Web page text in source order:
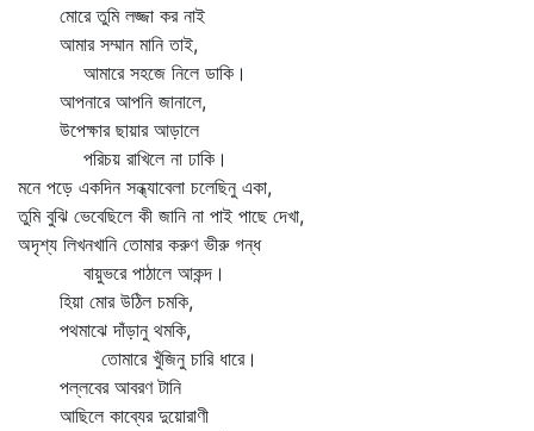
মোরে তুমি লজ্জা কর নাই
আমার সম্মান মানি তাই,
আমারে সহজে নিলে ডাকি।
আপনারে আপনি জানালে,
উপেক্ষার ছায়ার আড়ালে
পরিচয় রাখিলে না ঢাকি।
মনে পড়ে একদিন সন্ধ্যাবেলা চলেছিনু একা,
তুমি বুঝি ভেবেছিলে কী জানি না পাই পাছে দেখা,
অদৃশ্য লিখনখানি তোমার করুণ ভীরু গন্ধ
বায়ুভরে পাঠালে আকন্দ।
হিয়া মোর উঠিল চমকি,
পথমাঝে দাঁড়ানু থমকি,
তোমারে খুঁজিনু চারি ধারে।
পল্লবের আবরণ টানি
আছিলে কাব্যের দুয়োরাণী